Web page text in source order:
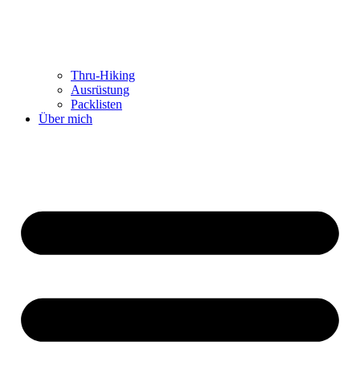
Thru-Hiking
Ausrüstung
Packlisten
Über mich